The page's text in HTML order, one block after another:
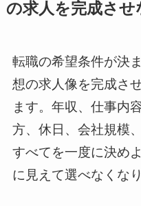
の求人を完成さ
転職の希望条件が決
想の求人像を完成さ
ます。年収、仕事内
方、休日、会社規模
すべてを一度に決め
に見えて選べなくなり